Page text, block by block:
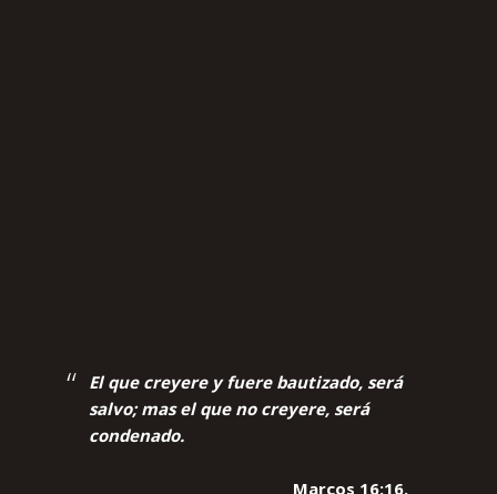
El que creyere y fuere bautizado, será
salvo; mas el que no creyere, será
condenado.
Marcos 16:16.